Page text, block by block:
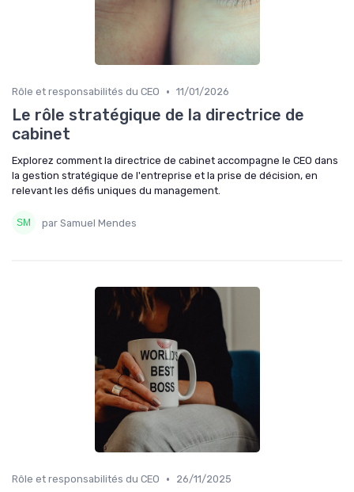
Rôle et responsabilités du CEO • 11/01/2026
Le rôle stratégique de la directrice de
cabinet
Explorez comment la directrice de cabinet accompagne le CEO dans
la gestion stratégique de l'entreprise et la prise de décision, en
relevant les défis uniques du management.
par Samuel Mendes
Rôle et responsabilités du CEO • 26/11/2025